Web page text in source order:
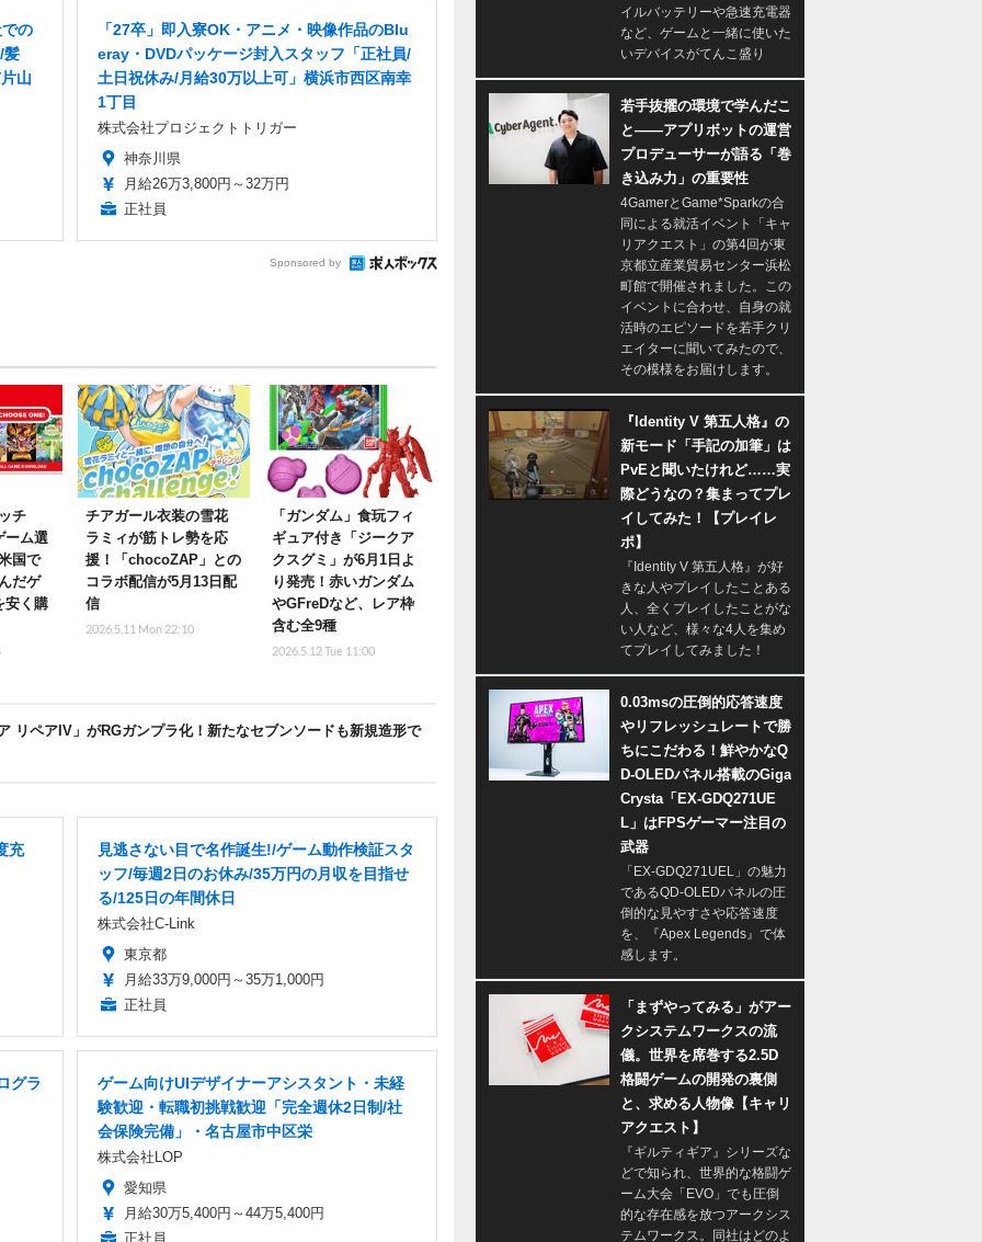
の
髪
山
「27卒」即入寮OK・アニメ・映像作品のBlu
eray・DVDパッケージ封入スタッフ「正社員/
土日祝休み/月給30万以上可」横浜市西区南幸
1丁目
株式会社プロジェクトトリガー
神奈川県
月給26万3,800円～32万円
正社員
Sponsored by
チ
ーム選
国で
だゲ
安く購
チアガール衣装の雪花
ラミィが筋トレ勢を応
援！「chocoZAP」との
コラボ配信が5月13日配
信
2026.5.11 Mon 22:10
「ガンダム」食玩フィ
ギュア付き「ジークア
クスグミ」が6月1日よ
り発売！赤いガンダム
やGFreDなど、レア枠
含む全9種
2026.5.12 Tue 11:00
リペアIV」がRGガンプラ化！新たなセブンソードも新規造形で
充
見逃さない目で名作誕生!/ゲーム動作検証スタ
ッフ/毎週2日のお休み/35万円の月収を目指せ
る/125日の年間休日
株式会社C-Link
東京都
月給33万9,000円～35万1,000円
正社員
グラ
ゲーム向けUIデザイナーアシスタント・未経
験歓迎・転職初挑戦歓迎「完全週休2日制/社
会保険完備」・名古屋市中区栄
株式会社LOP
愛知県
月給30万5,400円～44万5,400円
正社員
イルバッテリーや急速充電器
など、ゲームと一緒に使いた
いデバイスがてんこ盛り
若手抜擢の環境で学んだこ
と――アプリボットの運営
プロデューサーが語る「巻
き込み力」の重要性
4GamerとGame*Sparkの合
同による就活イベント「キャ
リアクエスト」の第4回が東
京都立産業貿易センター浜松
町館で開催されました。この
イベントに合わせ、自身の就
活時のエピソードを若手クリ
エイターに聞いてみたので、
その模様をお届けします。
『Identity V 第五人格』の
新モード「手記の加筆」は
PvEと聞いたけれど……実
際どうなの？集まってプレ
イしてみた！【プレイレ
ポ】
『Identity V 第五人格』が好
きな人やプレイしたことある
人、全くプレイしたことがな
い人など、様々な4人を集め
てプレイしてみました！
0.03msの圧倒的応答速度
やリフレッシュレートで勝
ちにこだわる！鮮やかなQ
D-OLEDパネル搭載のGiga
Crysta「EX-GDQ271UE
L」はFPSゲーマー注目の
武器
「EX-GDQ271UEL」の魅力
であるQD-OLEDパネルの圧
倒的な見やすさや応答速度
を、『Apex Legends』で体
感します。
「まずやってみる」がアー
クシステムワークスの流
儀。世界を席巻する2.5D
格闘ゲームの開発の裏側
と、求める人物像【キャリ
アクエスト】
『ギルティギア』シリーズな
どで知られ、世界的な格闘ゲ
ーム大会「EVO」でも圧倒
的な存在感を放つアークシス
テムワークス。同社はどのよ